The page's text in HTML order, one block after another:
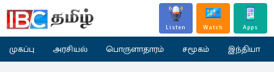
Listen Watch Apps
முகப்பு அரசியல் பொருளாதாரம் சமூகம் இந்தியா